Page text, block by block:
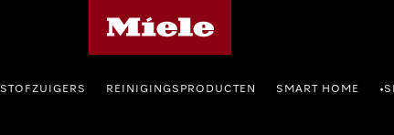
STOFZUIGERS REINIGINGSPRODUCTEN SMART HOME •